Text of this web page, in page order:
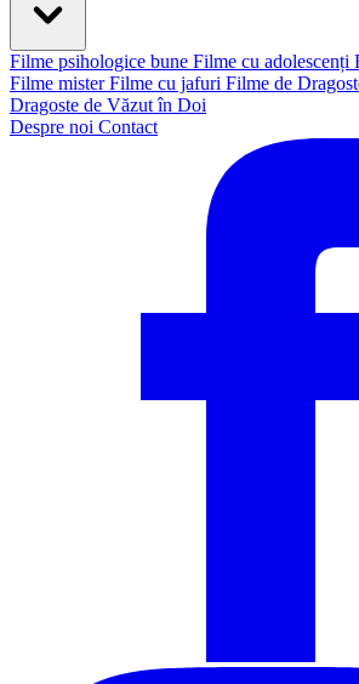
Filme psihologice bune Filme cu adolescenți
Filme mister Filme cu jafuri Filme de
Dragoste de Văzut în Doi
Despre noi Contact